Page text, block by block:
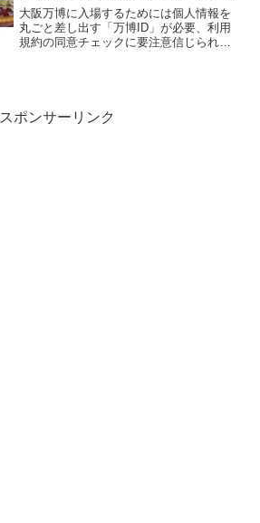
に要注意
大阪万博に入場するためには個人情報を
丸ごと差し出す「万博ID」が必要、利用
規約の同意チェックに要注意信じられな
スポンサーリンク